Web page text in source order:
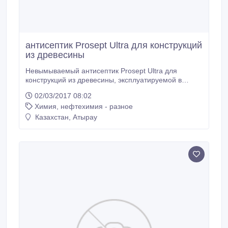
антисептик Prosept Ultra для конструкций
из древесины
Невымываемый антисептик Prosept Ultra для
конструкций из древесины, эксплуатируемой в
применения - заборы, элементы ландшафтного
дизайна, конструкционные элементы каркасных
домов, нижние венцы в домах из бревна или бруса,
02/03/2017 08:02
Химия, нефтехимия - разное
Казахстан, Атырау